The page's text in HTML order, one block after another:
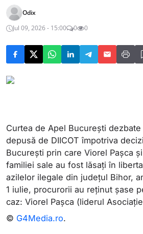
Odix
Jul 09, 2026 - 15:00
0 0
Curtea de Apel Bucureşti
depusă de DIICOT împotriva
Bucureşti prin care Viorel Paşca
familiei sale au fost lăsaţi în
azilelor ilegale din judeţul Bihor,
1 iulie, procurorii au reţinut şase
caz: Viorel Paşca (liderul
© G4Media.ro.